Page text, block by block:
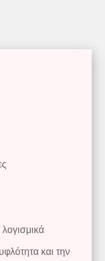
και την